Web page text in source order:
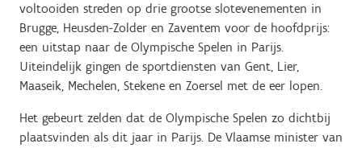
voltooiden streden op drie grootse slotevenementen in
Brugge, Heusden-Zolder en Zaventem voor de hoofdprijs:
een uitstap naar de Olympische Spelen in Parijs.
Uiteindelijk gingen de sportdiensten van Gent, Lier,
Maaseik, Mechelen, Stekene en Zoersel met de eer lopen.
Het gebeurt zelden dat de Olympische Spelen zo dichtbij
plaatsvinden als dit jaar in Parijs. De Vlaamse minister van